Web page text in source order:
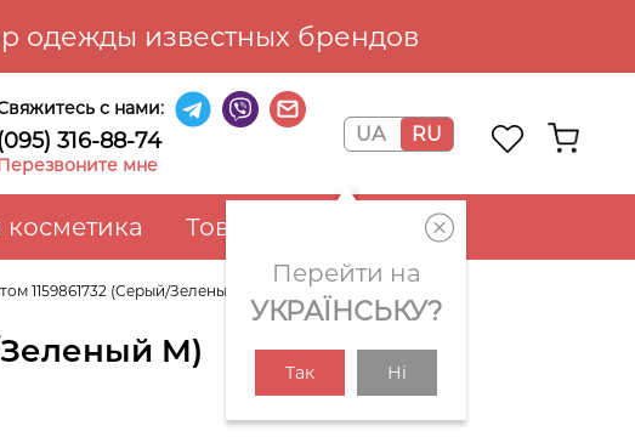
одежды известных брендов
с нами:
316-88-74
мне
UA RU
Перейти на
УКРАЇНСЬКУ?
Так Ні
Товары для дома
1159861732 (Серый/Зеленый M)
M)